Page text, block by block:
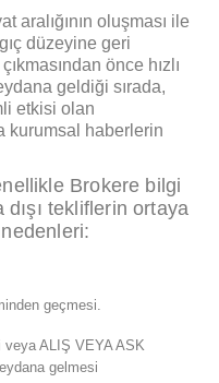
aralığının oluşması ile
​​düzeyine geri
önce hızlı
geldiği sırada,
etkisi olan
kurumsal haberlerin
Brokere bilgi
tekliflerin ortaya
nedenleri:
geçmesi.
ALIŞ VEYA ASK
gelmesi